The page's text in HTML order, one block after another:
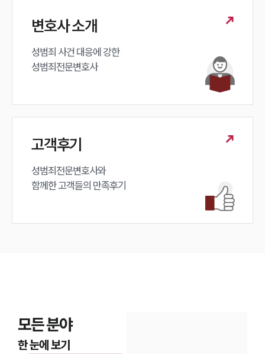
변호사 소개
성범죄 사건 대응에 강한
성범죄전문변호사
고객후기
성범죄전문변호사와
함께한 고객들의 만족후기
모든 분야
한 눈에 보기